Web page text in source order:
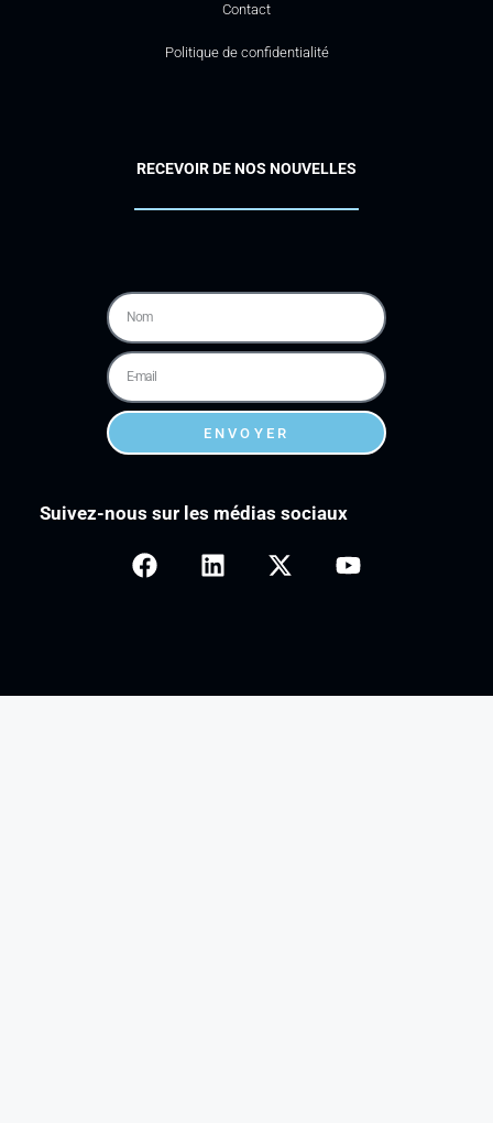
Contact
Politique de confidentialité
RECEVOIR DE NOS NOUVELLES
ENVOYER
Suivez-nous sur les médias sociaux